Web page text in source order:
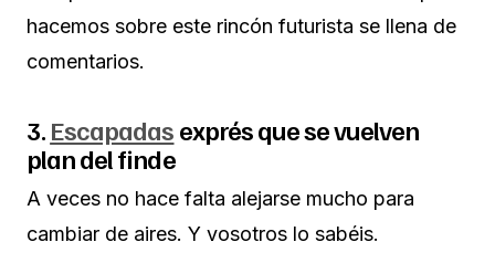
hacemos sobre este rincón futurista se llena de
comentarios.
3. Escapadas exprés que se vuelven
plan del finde
A veces no hace falta alejarse mucho para
cambiar de aires. Y vosotros lo sabéis.